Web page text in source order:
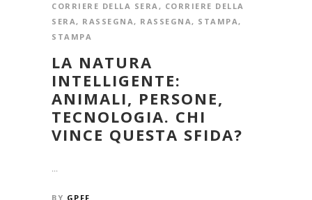
CORRIERE DELLA SERA, CORRIERE DELLA
SERA, RASSEGNA, RASSEGNA, STAMPA,
STAMPA
LA NATURA
INTELLIGENTE:
ANIMALI, PERSONE,
TECNOLOGIA. CHI
VINCE QUESTA SFIDA?
...
BY GPFF